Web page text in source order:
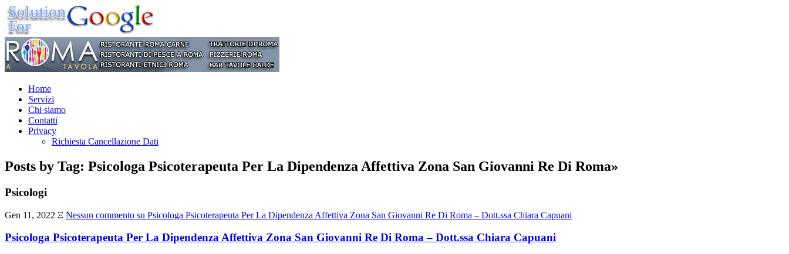
Home
Servizi
Chi siamo
Contatti
Privacy
Richiesta Cancellazione Dati
Posts by Tag: Psicologa Psicoterapeuta Per La Dipendenza Affettiva Zona San Giovanni Re Di Roma»
Psicologi
Gen 11, 2022 Ξ Nessun commento su Psicologa Psicoterapeuta Per La Dipendenza Affettiva Zona San Giovanni Re Di Roma – Dott.ssa Chiara Capuani
Psicologa Psicoterapeuta Per La Dipendenza Affettiva Zona San Giovanni Re Di Roma – Dott.ssa Chiara Capuani